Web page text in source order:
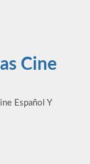
Cine
Español Y